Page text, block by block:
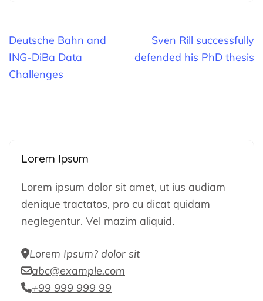
Beitragsnavigation
Deutsche Bahn and
ING-DiBa Data
Challenges
Sven Rill successfully
defended his PhD thesis
Lorem Ipsum
Lorem ipsum dolor sit amet, ut ius audiam
denique tractatos, pro cu dicat quidam
neglegentur. Vel mazim aliquid.
Lorem Ipsum? dolor sit
abc@example.com
+99 999 999 99